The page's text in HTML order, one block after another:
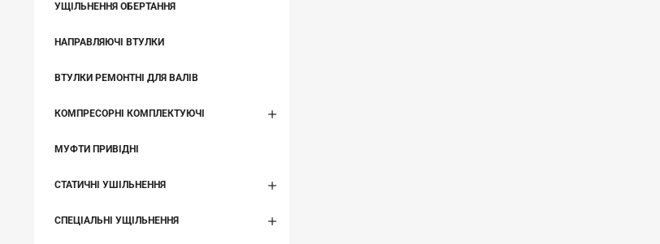
УЩІЛЬНЕННЯ ОБЕРТАННЯ
НАПРАВЛЯЮЧІ ВТУЛКИ
ВТУЛКИ РЕМОНТНІ ДЛЯ ВАЛІВ
КОМПРЕСОРНІ КОМПЛЕКТУЮЧІ
МУФТИ ПРИВІДНІ
СТАТИЧНІ УШІЛЬНЕННЯ
СПЕЦІАЛЬНІ УЩІЛЬНЕННЯ